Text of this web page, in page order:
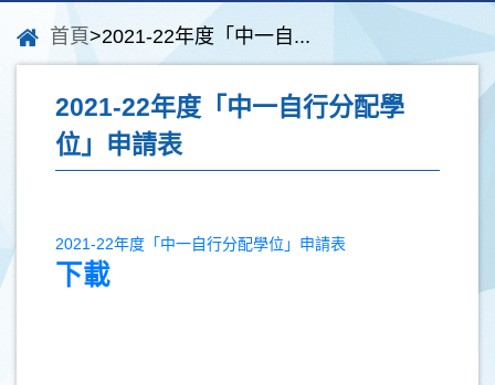
首頁>2021-22年度「中一自...
2021-22年度「中一自行分配學
位」申請表
2021-22年度「中一自行分配學位」申請表
下載